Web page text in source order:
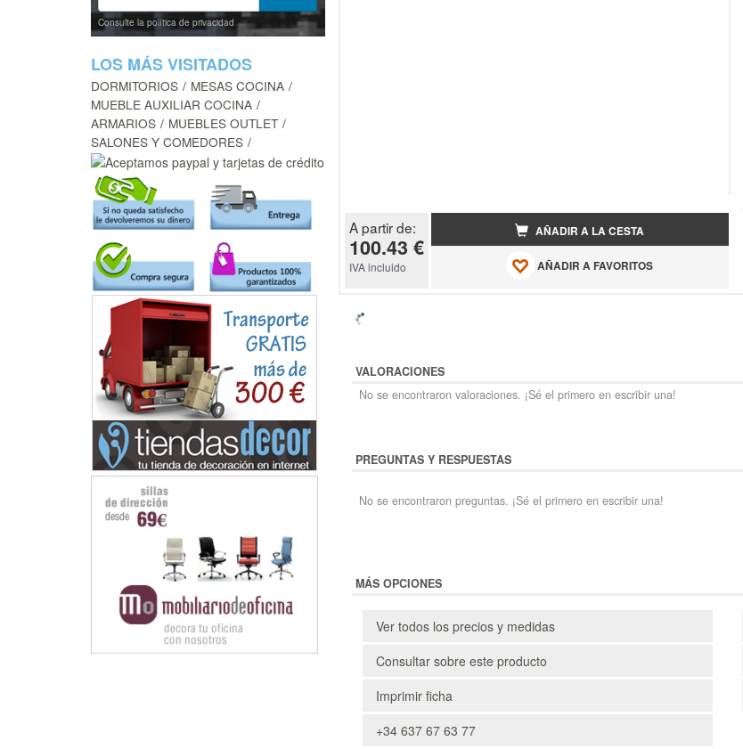
Consulte la política de privacidad
LOS MÁS VISITADOS
DORMITORIOS
MESAS COCINA
MUEBLE AUXILIAR COCINA
ARMARIOS
MUEBLES OUTLET
SALONES Y COMEDORES
A partir de:
100.43 €
IVA incluido
AÑADIR A LA CESTA
AÑADIR A FAVORITOS
VALORACIONES
No se encontraron valoraciones. ¡Sé el primero en escribir una!
PREGUNTAS Y RESPUESTAS
No se encontraron preguntas. ¡Sé el primero en escribir una!
MÁS OPCIONES
Ver todos los precios y medidas
Consultar sobre este producto
Imprimir ficha
+34 637 67 63 77